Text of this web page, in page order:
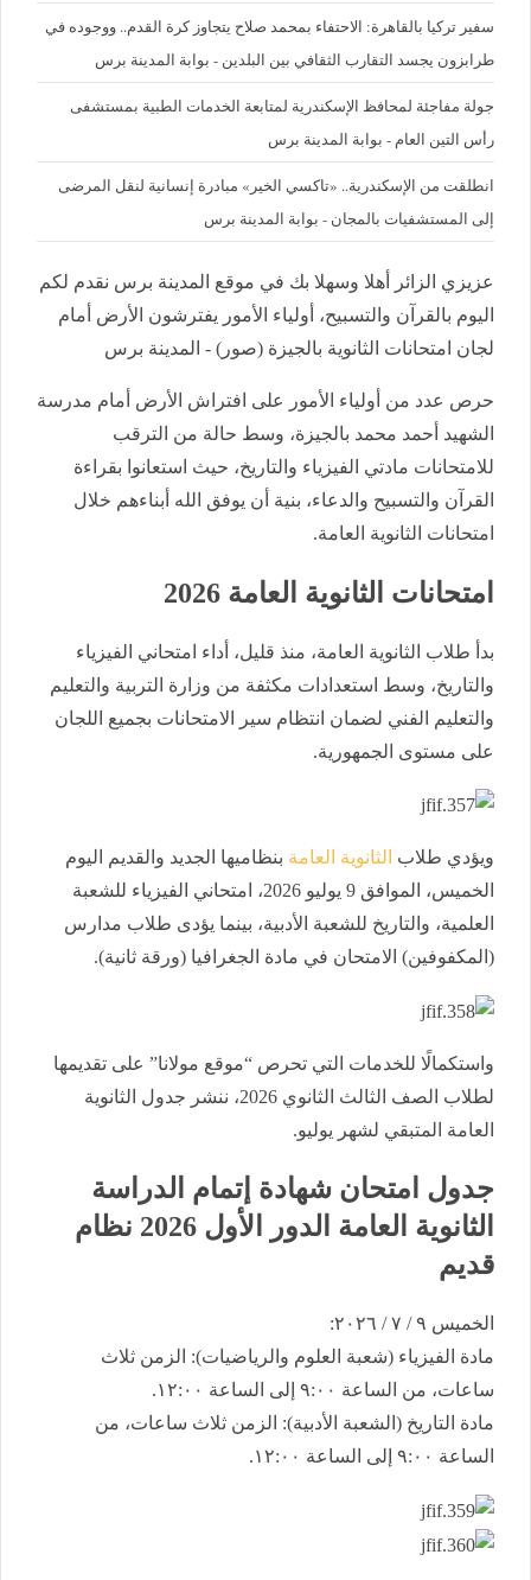
سفير تركيا بالقاهرة: الاحتفاء بمحمد صلاح يتجاوز كرة القدم.. ووجوده في
طرابزون يجسد التقارب الثقافي بين البلدين - بوابة المدينة برس
جولة مفاجئة لمحافظ الإسكندرية لمتابعة الخدمات الطبية بمستشفى
رأس التين العام - بوابة المدينة برس
انطلقت من الإسكندرية.. «تاكسي الخير» مبادرة إنسانية لنقل المرضى
إلى المستشفيات بالمجان - بوابة المدينة برس
عزيزي الزائر أهلا وسهلا بك في موقع المدينة برس نقدم لكم
اليوم بالقرآن والتسبيح، أولياء الأمور يفترشون الأرض أمام
لجان امتحانات الثانوية بالجيزة (صور) - المدينة برس
حرص عدد من أولياء الأمور على افتراش الأرض أمام مدرسة
الشهيد أحمد محمد بالجيزة، وسط حالة من الترقب
للامتحانات مادتي الفيزياء والتاريخ، حيث استعانوا بقراءة
القرآن والتسبيح والدعاء، بنية أن يوفق الله أبناءهم خلال
امتحانات الثانوية العامة.
امتحانات الثانوية العامة 2026
بدأ طلاب الثانوية العامة، منذ قليل، أداء امتحاني الفيزياء
والتاريخ، وسط استعدادات مكثفة من وزارة التربية والتعليم
والتعليم الفني لضمان انتظام سير الامتحانات بجميع اللجان
على مستوى الجمهورية.
ويؤدي طلاب الثانوية العامة بنظاميها الجديد والقديم اليوم
الخميس، الموافق 9 يوليو 2026، امتحاني الفيزياء للشعبة
العلمية، والتاريخ للشعبة الأدبية، بينما يؤدى طلاب مدارس
(المكفوفين) الامتحان في مادة الجغرافيا (ورقة ثانية).
واستكمالًا للخدمات التي تحرص “موقع مولانا” على تقديمها
لطلاب الصف الثالث الثانوي 2026، ننشر جدول الثانوية
العامة المتبقي لشهر يوليو.
​جدول امتحان شهادة إتمام الدراسة
الثانوية العامة ​الدور الأول 2026 نظام
قديم
​الخميس ٩ / ٧ / ٢٠٢٦:
​مادة الفيزياء (شعبة العلوم والرياضيات): الزمن ثلاث
ساعات، من الساعة ٩:٠٠ إلى الساعة ١٢:٠٠.
​مادة التاريخ (الشعبة الأدبية): الزمن ثلاث ساعات، من
الساعة ٩:٠٠ إلى الساعة ١٢:٠٠.